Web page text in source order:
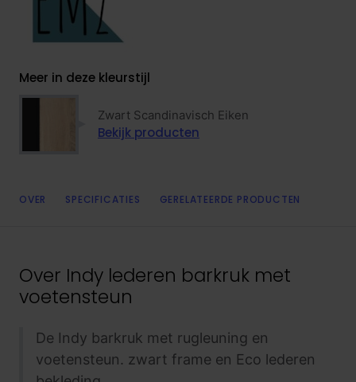
Meer in deze kleurstijl
Zwart Scandinavisch Eiken
Bekijk producten
OVER SPECIFICATIES GERELATEERDE PRODUCTEN
Over Indy lederen barkruk met
voetensteun
De Indy barkruk met rugleuning en
voetensteun. zwart frame en Eco lederen